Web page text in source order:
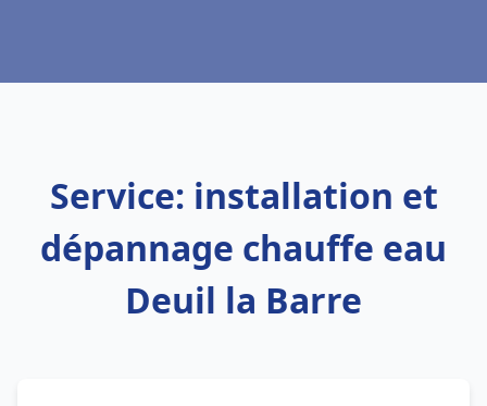
Service: installation et
dépannage chauffe eau
Deuil la Barre